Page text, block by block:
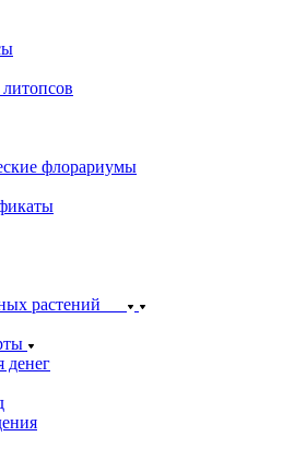
флорариумы
растений
денег